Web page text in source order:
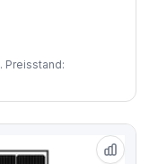
. Preisstand: